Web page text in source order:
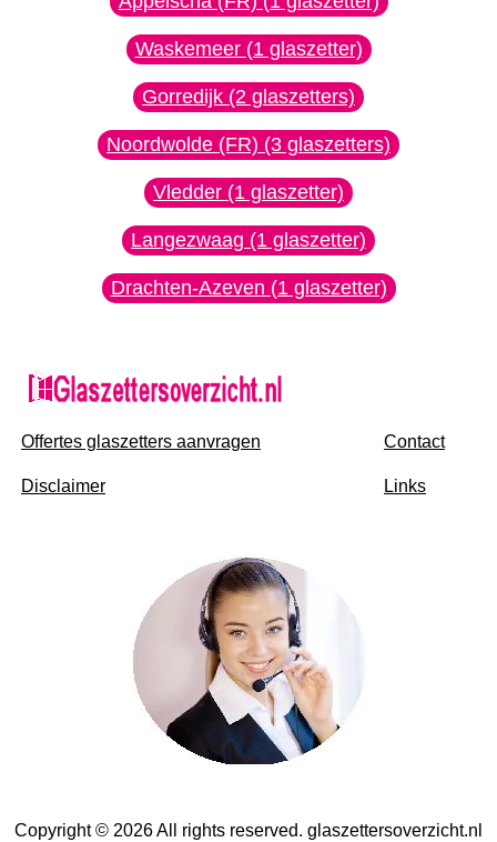
Waskemeer (1 glaszetter)
Gorredijk (2 glaszetters)
Noordwolde (FR) (3 glaszetters)
Vledder (1 glaszetter)
Langezwaag (1 glaszetter)
Drachten-Azeven (1 glaszetter)
Offertes glaszetters aanvragen
Disclaimer
Contact
Links
Copyright © 2026 All rights reserved. glaszettersoverzicht.nl